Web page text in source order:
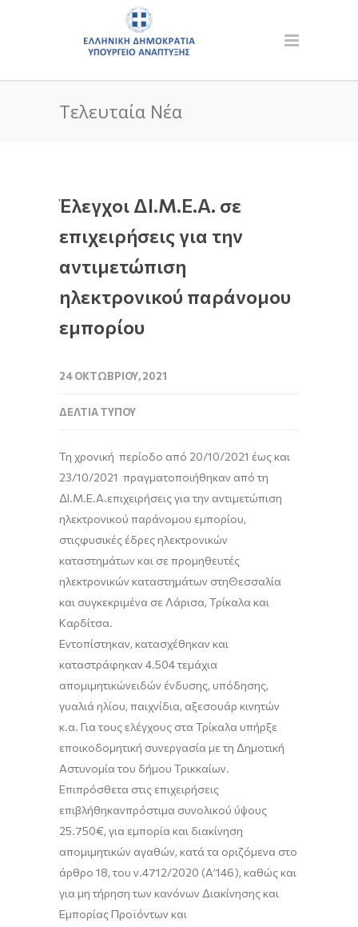
Τελευταία Νέα
Έλεγχοι ΔΙ.Μ.Ε.Α. σε
επιχειρήσεις για την
αντιμετώπιση
ηλεκτρονικού παράνομου
εμπορίου
24 ΟΚΤΩΒΡΊΟΥ, 2021
ΔΕΛΤΊΑ ΤΎΠΟΥ
Τη χρονική περίοδο από 20/10/2021 έως και
23/10/2021 πραγματοποιήθηκαν από τη
ΔΙ.Μ.Ε.Α.επιχειρήσειςγια την αντιμετώπιση
ηλεκτρονικού παράνομου εμπορίου,
στιςφυσικές έδρεςηλεκτρονικών
καταστημάτων και σε προμηθευτές
ηλεκτρονικών καταστημάτων στηΘεσσαλία
και συγκεκριμένα σε Λάρισα, Τρίκαλα και
Καρδίτσα.
Εντοπίστηκαν, κατασχέθηκαν και
καταστράφηκαν 4.504τεμάχια
απομιμητικώνειδών ένδυσης, υπόδησης,
γυαλιά ηλίου, παιχνίδια, αξεσουάρ κινητών
κ.α. Για τους ελέγχους στα Τρίκαλα υπήρξε
εποικοδομητική συνεργασία με τη Δημοτική
Αστυνομία του δήμου Τρικκαίων.
Επιπρόσθετα στις επιχειρήσεις
επιβλήθηκανπρόστιμα συνολικού ύψους
25.750€, για εμπορία και διακίνηση
απομιμητικών αγαθών, κατά τα οριζόμενα στο
άρθρο 18, του ν.4712/2020 (Α’146), καθώς και
για μη τήρηση των κανόνων Διακίνησης και
Εμπορίας Προϊόντων και